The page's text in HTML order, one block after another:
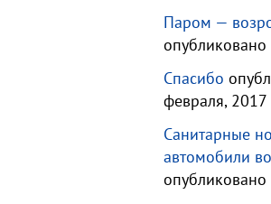
Паром —
Спасибо
февраля, 2017
Санитарные
автомобили